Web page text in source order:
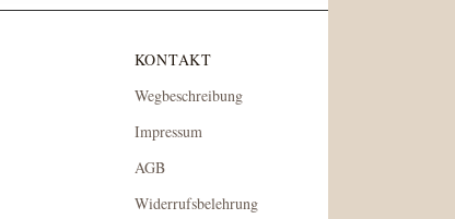
KONTAKT
Wegbeschreibung
Impressum
AGB
Widerrufsbelehrung